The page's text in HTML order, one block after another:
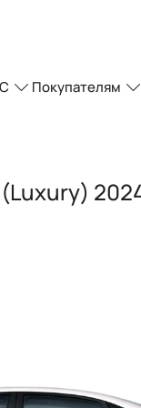
Покупателям